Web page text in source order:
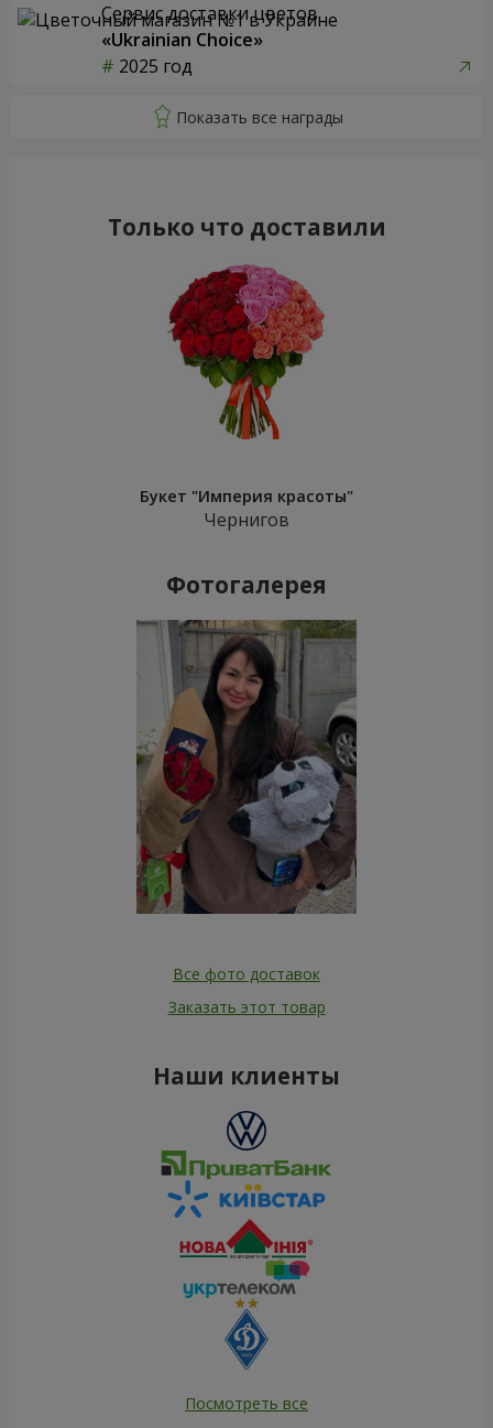
Сервис доставки цветов
«Ukrainian Choice»
2025 год
Только что доставили
Букет "Империя красоты"
Чернигов
Фотогалерея
Все фото доставок
Заказать этот товар
Наши клиенты
Посмотреть все